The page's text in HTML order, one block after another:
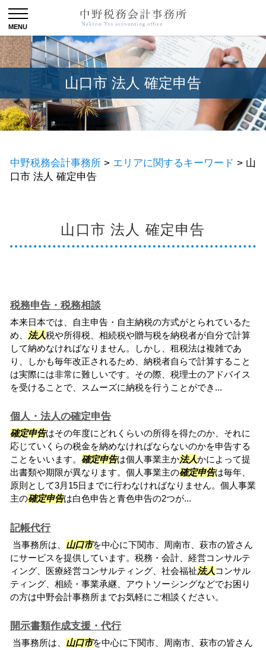
山口市 法人 確定申告
中野税務会計事務所 > エリアに関するキーワード > 山
口市 法人 確定申告
山口市 法人 確定申告
税務申告・税務相談
本来日本では、自主申告・自主納税の方式がとられているた
め、
法人税や所得税、相続税や贈与税を納税者が自分で計算
して納めなければなりません。しかし、租税法は複雑であ
り、しかも毎年改正されるため、納税者自らで計算すること
は実際には非常に難しいです。その際、税理士のアドバイス
を受けることで、スムーズに納税を行うことができ...
個人・法人の確定申告
確定申告はその年度にどれくらいの所得を得たのか、それに
応じていくらの税金を納めなければならないのかを申告する
ことをいいます。 確定申告は個人事業主か法人かによって提
出書類や期限が異なります。個人事業主の確定申告は毎年、
原則として3月15日までに行わなければなりません。個人事業
主の確定申告は白色申告と青色申告の2つが...
記帳代行
当事務所は、 山口市を中心に下関市、周南市、萩市の皆さん
にサービスを提供しています。税務・会計、経営コンサルテ
ィング、医療経営コンサルティング、社会福祉法人 コンサル
ティング、相続・事業承継、アウトソーシングなどでお困り
の方は中野会計事務所までお気軽にご相談ください。
開示書類作成支援・代行
当事務所は、 山口市を中心に下関市、周南市、萩市の皆さん